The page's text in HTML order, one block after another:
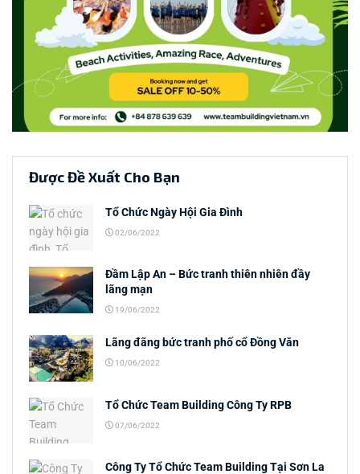
Được Đề Xuất Cho Bạn
Tổ Chức Ngày Hội Gia Đình
02/06/2022
Đầm Lập An – Bức tranh thiên nhiên đầy
lãng mạn
19/06/2022
Lãng đãng bức tranh phố cổ Đồng Văn
10/06/2022
Tổ Chức Team Building Công Ty RPB
07/06/2022
Công Ty Tổ Chức Team Building Tại Sơn La